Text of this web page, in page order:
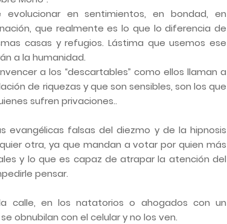
en sentimientos, en bondad, en
que realmente es lo que lo diferencia de
casas y refugios. Lástima que usemos ese
a la humanidad.
a los “descartables” como ellos llaman a
de riquezas y que son sensibles, son los que
sufren privaciones..
evangélicas falsas del diezmo y de la hipnosis
otra, ya que mandan a votar por quien más
y lo que es capaz de atrapar la atención del
pensar.
calle, en los natatorios o ahogados con un
obnubilan con el celular y no los ven.